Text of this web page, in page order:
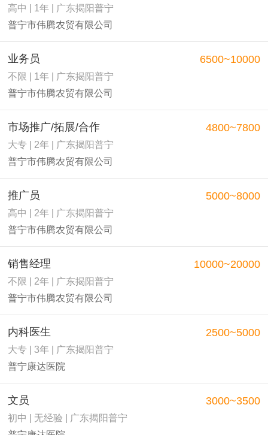
高中 | 1年 | 广东揭阳普宁
普宁市伟腾农贸有限公司
业务员
不限 | 1年 | 广东揭阳普宁
普宁市伟腾农贸有限公司
6500~10000
市场推广/拓展/合作
大专 | 2年 | 广东揭阳普宁
普宁市伟腾农贸有限公司
4800~7800
推广员
高中 | 2年 | 广东揭阳普宁
普宁市伟腾农贸有限公司
5000~8000
销售经理
不限 | 2年 | 广东揭阳普宁
普宁市伟腾农贸有限公司
10000~20000
内科医生
大专 | 3年 | 广东揭阳普宁
普宁康达医院
2500~5000
文员
初中 | 无经验 | 广东揭阳普宁
3000~3500